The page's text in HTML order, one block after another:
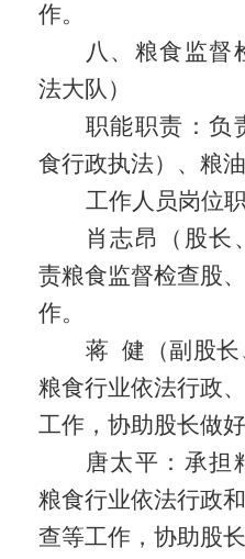
作。
八、粮食监督
法大队）
职能职责：负
食行政执法）、粮
工作人员岗位
肖志昂（股长
责粮食监督检查股
作。
蒋 健（副股
粮食行业依法行政
工作，协助股长做好
唐太平：承担
粮食行业依法行政
查等工作，协助股